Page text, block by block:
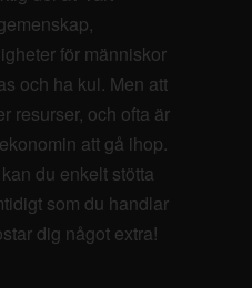
för människor
och ha kul. Men att
resurser, och ofta är
att gå ihop.
du enkelt stötta
som du handlar
dig något extra!